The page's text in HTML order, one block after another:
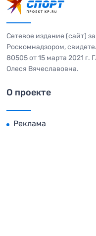
Сетевое издание (сайт)
Роскомнадзором,
80505 от 15 марта 2021 г.
Олеся Вячеславовна.
О проекте
Реклама